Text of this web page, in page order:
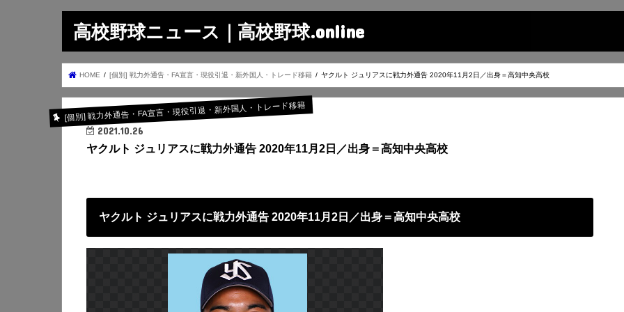
高校野球ニュース｜高校野球.online
HOME [個別] 戦力外通告・FA宣言・現役引退・新外国人・トレード移籍 ヤクルト ジュリアスに戦力外通告 2020年11月2日／出身＝高知中央高校
[個別] 戦力外通告・FA宣言・現役引退・新外国人・トレード移籍
2021.10.26
ヤクルト ジュリアスに戦力外通告 2020年11月2日／出身＝高知中央高校
ヤクルト ジュリアスに戦力外通告 2020年11月2日／出身＝高知中央高校